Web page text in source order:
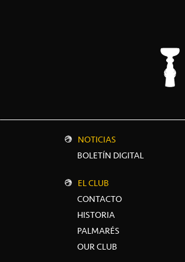
NOTICIAS
BOLETÍN DIGITAL
EL CLUB
CONTACTO
HISTORIA
PALMARÉS
OUR CLUB